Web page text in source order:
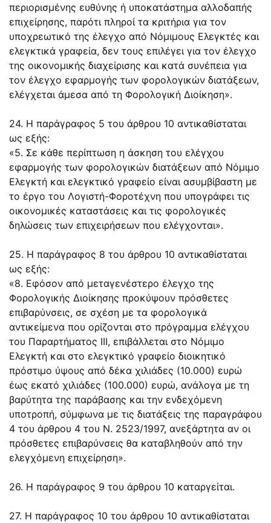
περιορισμένης ευθύνης ή υποκατάστημα αλλοδαπής
επιχείρησης, παρότι πληροί τα κριτήρια για τον
υποχρεωτικό της έλεγχο από Νόμιμους Ελεγκτές και
ελεγκτικά γραφεία, δεν τους επιλέγει για τον έλεγχο
της οικονομικής διαχείρισης και κατά συνέπεια για
τον έλεγχο εφαρμογής των φορολογικών διατάξεων,
ελέγχεται άμεσα από τη Φορολογική Διοίκηση».
24. Η παράγραφος 5 του άρθρου 10 αντικαθίσταται
ως εξής:
«5. Σε κάθε περίπτωση η άσκηση του ελέγχου
εφαρμογής των φορολογικών διατάξεων από Νόμιμο
Ελεγκτή και ελεγκτικό γραφείο είναι ασυμβίβαστη με
το έργο του Λογιστή-Φοροτέχνη που υπογράφει τις
οικονομικές καταστάσεις και τις φορολογικές
δηλώσεις των επιχειρήσεων που ελέγχονται».
25. Η παράγραφος 8 του άρθρου 10 αντικαθίσταται
ως εξής:
«8. Εφόσον από μεταγενέστερο έλεγχο της
Φορολογικής Διοίκησης προκύψουν πρόσθετες
επιβαρύνσεις, σε σχέση με τα φορολογικά
αντικείμενα που ορίζονται στο πρόγραμμα ελέγχου
του Παραρτήματος III, επιβάλλεται στο Νόμιμο
Ελεγκτή και στο ελεγκτικό γραφείο διοικητικό
πρόστιμο ύψους από δέκα χιλιάδες (10.000) ευρώ
έως εκατό χιλιάδες (100.000) ευρώ, ανάλογα με τη
βαρύτητα της παράβασης και την ενδεχόμενη
υποτροπή, σύμφωνα με τις διατάξεις της παραγράφου
4 του άρθρου 4 του N. 2523/1997, ανεξάρτητα αν οι
πρόσθετες επιβαρύνσεις θα καταβληθούν από την
ελεγχόμενη επιχείρηση».
26. Η παράγραφος 9 του άρθρου 10 καταργείται.
27. Η παράγραφος 10 του άρθρου 10 αντικαθίσταται